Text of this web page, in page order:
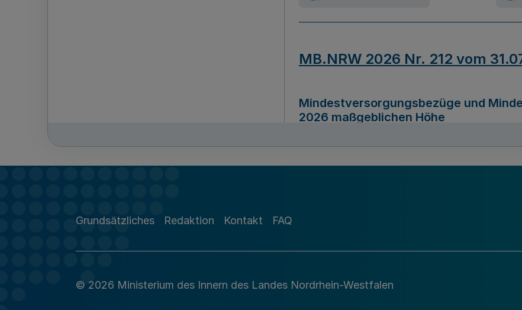
MB.NRW 2026 Nr. 212 vom
Mindestversorgungsbezüge und
2026 maßgeblichen Höhe
Richtlinie zur Durchführung des
Grundsätzliches Redaktion Kontakt FAQ
© 2026 Ministerium des Innern des Landes Nordrhein-Westfalen